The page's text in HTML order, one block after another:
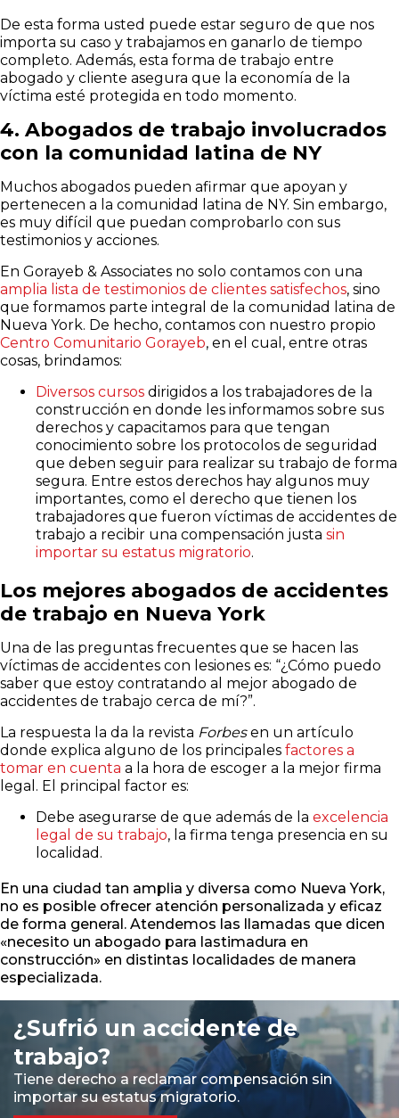
De esta forma usted puede estar seguro de que nos
importa su caso y trabajamos en ganarlo de tiempo
completo. Además, esta forma de trabajo entre
abogado y cliente asegura que la economía de la
víctima esté protegida en todo momento.
4. Abogados de trabajo involucrados
con la comunidad latina de NY
Muchos abogados pueden afirmar que apoyan y
pertenecen a la comunidad latina de NY. Sin embargo,
es muy difícil que puedan comprobarlo con sus
testimonios y acciones.
En Gorayeb & Associates no solo contamos con una
amplia lista de testimonios de clientes satisfechos, sino
que formamos parte integral de la comunidad latina de
Nueva York. De hecho, contamos con nuestro propio
Centro Comunitario Gorayeb, en el cual, entre otras
cosas, brindamos:
Diversos cursos dirigidos a los trabajadores de la
construcción en donde les informamos sobre sus
derechos y capacitamos para que tengan
conocimiento sobre los protocolos de seguridad
que deben seguir para realizar su trabajo de forma
segura. Entre estos derechos hay algunos muy
importantes, como el derecho que tienen los
trabajadores que fueron víctimas de accidentes de
trabajo a recibir una compensación justa sin
importar su estatus migratorio.
Los mejores abogados de accidentes
de trabajo en Nueva York
Una de las preguntas frecuentes que se hacen las
víctimas de accidentes con lesiones es: “¿Cómo puedo
saber que estoy contratando al mejor abogado de
accidentes de trabajo cerca de mí?”.
La respuesta la da la revista Forbesen un artículo
donde explica alguno de los principales factores a
tomar en cuenta a la hora de escoger a la mejor firma
legal. El principal factor es:
Debe asegurarse de que además de la excelencia
legal de su trabajo, la firma tenga presencia en su
localidad.
En una ciudad tan amplia y diversa como Nueva York,
no es posible ofrecer atención personalizada y eficaz
de forma general. Atendemos las llamadas que dicen
«necesito un abogado para lastimadura en
construcción» en distintas localidades de manera
especializada.
¿Sufrió un accidente de
trabajo?
Tiene derecho a reclamar compensación sin
importar su estatus migratorio.